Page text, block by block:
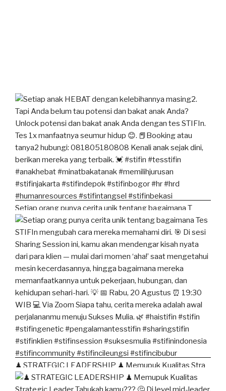
Setiap orang punya cerita unik tentang bagaimana T
♟ STRATEGIC LEADERSHIP ♟ Memupuk Kualitas Stra